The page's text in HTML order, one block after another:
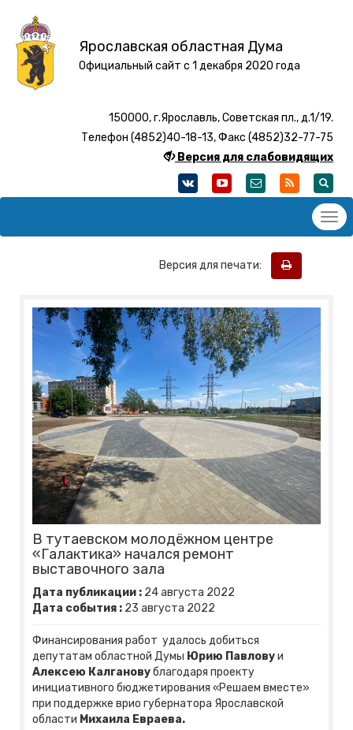
Ярославская областная Дума
Официальный сайт с 1 декабря 2020 года
150000, г.Ярославль, Советская пл., д.1/19.
Телефон (4852)40-18-13, Факс (4852)32-77-75
Версия для слабовидящих
Версия для печати:
В тутаевском молодёжном центре
«Галактика» начался ремонт
выставочного зала
Дата публикации : 24августа 2022
Дата события : 23 августа 2022
Финансирования работ удалось добиться
депутатам областной Думы Юрию Павловуи
Алексею Калгановублагодаря проекту
инициативного бюджетирования «Решаем вместе»
при поддержке врио губернатора Ярославской
области Михаила Евраева.